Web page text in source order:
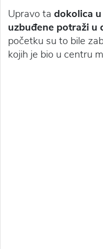
Upravo ta dokolica
uzbuđene potraži u
početku su to bile
kojih je bio u centru